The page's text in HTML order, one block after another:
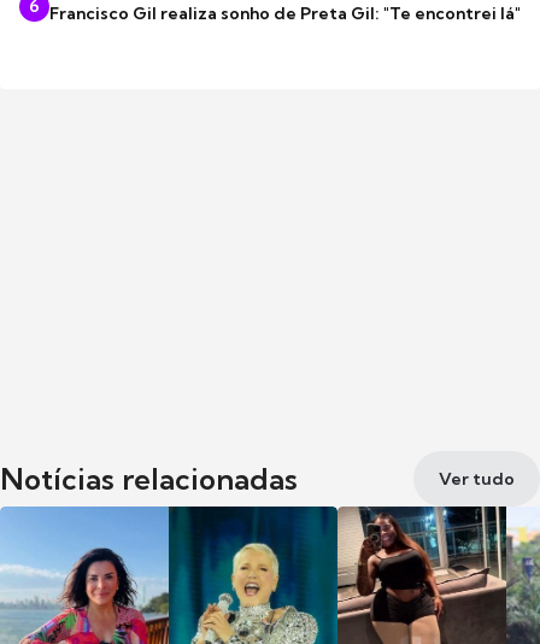
6 Francisco Gil realiza sonho de Preta Gil: "Te encontrei lá"
Notícias relacionadas Ver tudo